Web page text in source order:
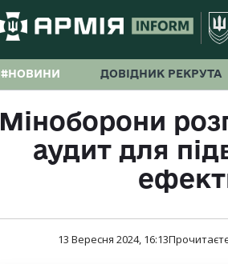
#НОВИНИ ДОВІДНИК РЕКРУТА
Міноборони
аудит для
13 Вересня 2024, 16:13